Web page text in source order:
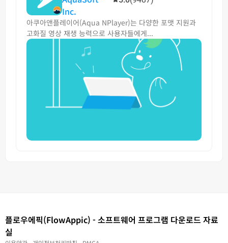
Inc.
아쿠아앤플레이어(Aqua NPlayer)는 다양한 포맷 지원과
고화질 영상 재생 능력으로 사용자들에게...
플로우에픽(FlowAppic) - 소프트웨어 프로그램 다운로드 자료
실